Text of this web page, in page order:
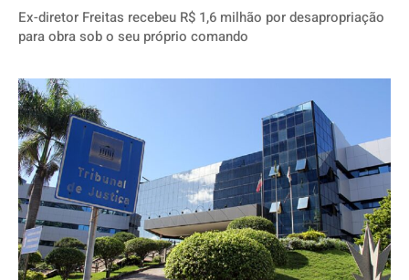
Ex-diretor Freitas recebeu R$ 1,6 milhão por desapropriação
para obra sob o seu próprio comando